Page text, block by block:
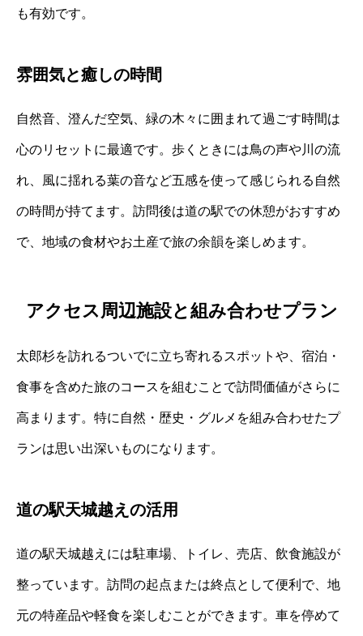
も有効です。
雰囲気と癒しの時間
自然音、澄んだ空気、緑の木々に囲まれて過ごす時間は
心のリセットに最適です。歩くときには鳥の声や川の流
れ、風に揺れる葉の音など五感を使って感じられる自然
の時間が持てます。訪問後は道の駅での休憩がおすすめ
で、地域の食材やお土産で旅の余韻を楽しめます。
アクセス周辺施設と組み合わせプラン
太郎杉を訪れるついでに立ち寄れるスポットや、宿泊・
食事を含めた旅のコースを組むことで訪問価値がさらに
高まります。特に自然・歴史・グルメを組み合わせたプ
ランは思い出深いものになります。
道の駅天城越えの活用
道の駅天城越えには駐車場、トイレ、売店、飲食施設が
整っています。訪問の起点または終点として便利で、地
元の特産品や軽食を楽しむことができます。車を停めて